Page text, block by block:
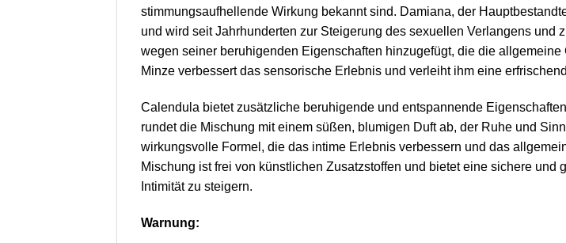
stimmungsaufhellende Wirkung bekannt sind. Damiana, der
und wird seit Jahrhunderten zur Steigerung des sexuellen Verlangens und
wegen seiner beruhigenden Eigenschaften hinzugefügt, die die
Minze verbessert das sensorische Erlebnis und verleiht ihm eine
Calendula bietet zusätzliche beruhigende und entspannende
rundet die Mischung mit einem süßen, blumigen Duft ab, der Ruhe und
wirkungsvolle Formel, die das intime Erlebnis verbessern und das
Mischung ist frei von künstlichen Zusatzstoffen und bietet eine sichere
Intimität zu steigern.
Warnung: